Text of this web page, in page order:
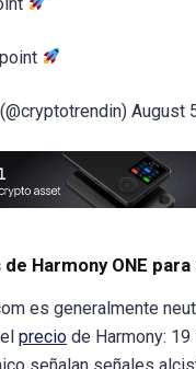
August
Harmony ONE
es generalmente
precio de Harmony: